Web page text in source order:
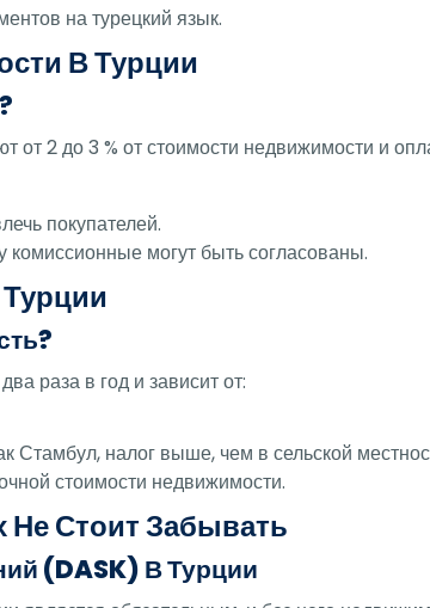
на турецкий язык.
В Турции
2 до 3 % от стоимости недвижимости и
покупателей.
могут быть согласованы.
раза в год и зависит от:
Стамбул, налог выше, чем в сельской
стоимости недвижимости.
Стоит Забывать
(DASK) В Турции